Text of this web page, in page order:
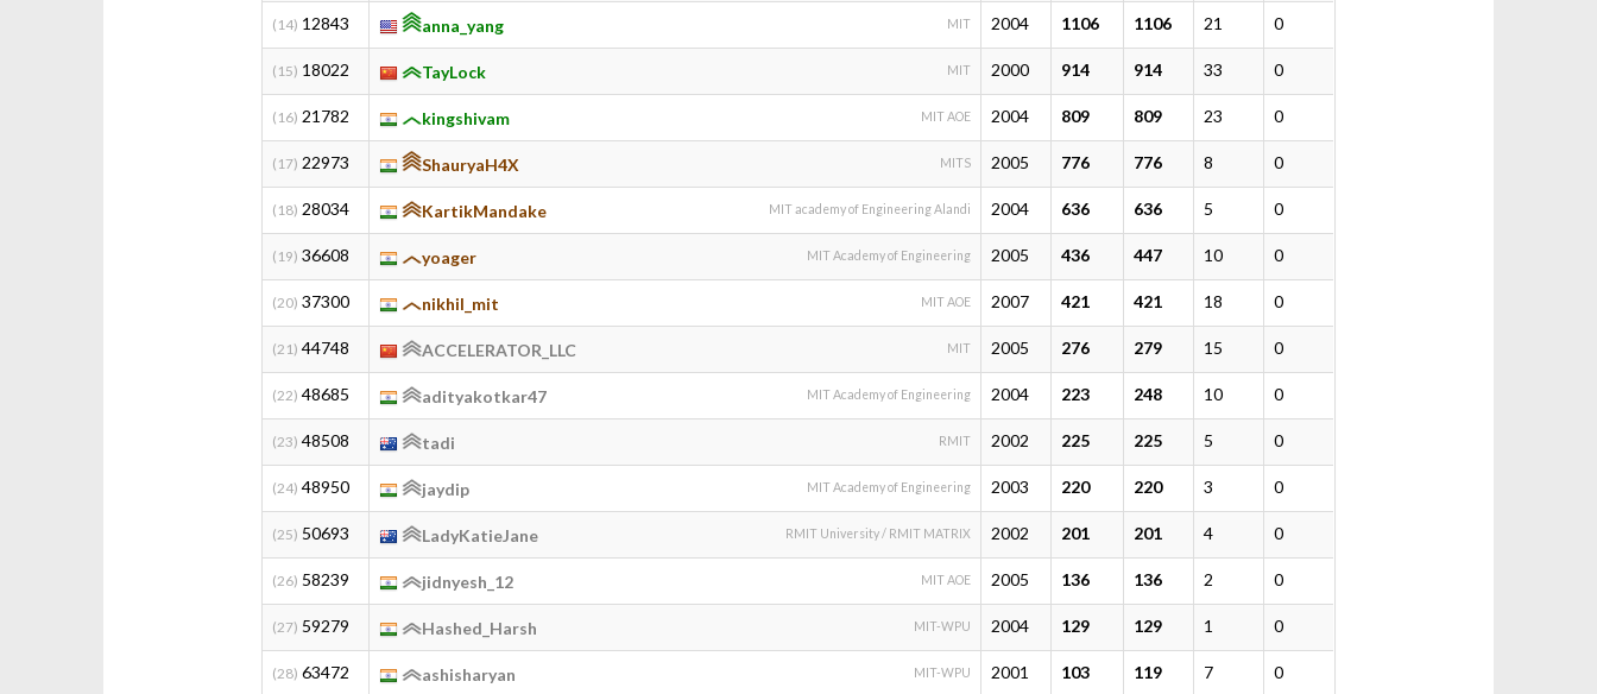
(14) 12843 anna_yang MIT 2004 1106 1106 21 0
(15) 18022 TayLock MIT 2000 914 914 33 0
(16) 21782 kingshivam MIT AOE 2004 809 809 23 0
(17) 22973 ShauryaH4X MITS 2005 776 776 8 0
(18) 28034 KartikMandake MIT academy of Engineering Alandi 2004 636 636 5 0
(19) 36608 yoager MIT Academy of Engineering 2005 436 447 10 0
(20) 37300 nikhil_mit MIT AOE 2007 421 421 18 0
(21) 44748 ACCELERATOR_LLC MIT 2005 276 279 15 0
(22) 48685 adityakotkar47 MIT Academy of Engineering 2004 223 248 10 0
(23) 48508 tadi RMIT 2002 225 225 5 0
(24) 48950 jaydip MIT Academy of Engineering 2003 220 220 3 0
(25) 50693 LadyKatieJane RMIT University / RMIT MATRIX 2002 201 201 4 0
(26) 58239 jidnyesh_12 MIT AOE 2005 136 136 2 0
(27) 59279 Hashed_Harsh MIT-WPU 2004 129 129 1 0
(28) 63472 ashisharyan MIT-WPU 2001 103 119 7 0